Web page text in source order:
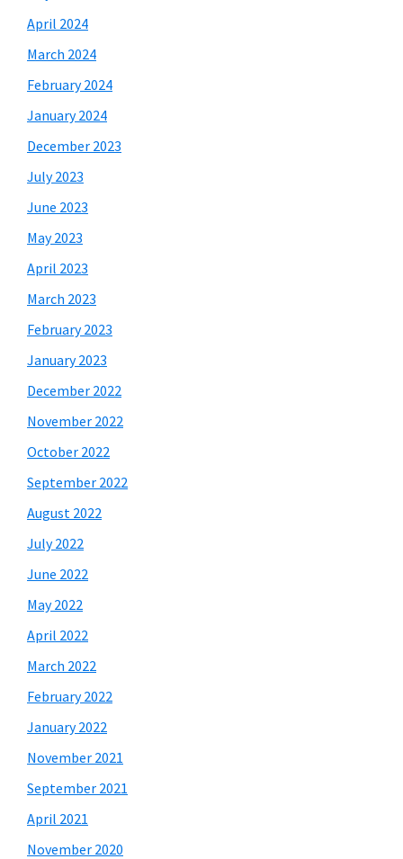
April 2024
March 2024
February 2024
January 2024
December 2023
July 2023
June 2023
May 2023
April 2023
March 2023
February 2023
January 2023
December 2022
November 2022
October 2022
September 2022
August 2022
July 2022
June 2022
May 2022
April 2022
March 2022
February 2022
January 2022
November 2021
September 2021
April 2021
November 2020